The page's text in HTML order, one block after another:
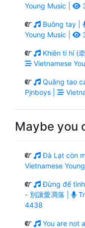
Young Music |
Buông tay |
Young Music |
Khiên ti hí (
Vietnamese
Quăng tao
Pjnboys |
Maybe you
Đà Lạt còn
Vietnamese
Đừng để
- 別讓愛凋落 |
4438
You are not